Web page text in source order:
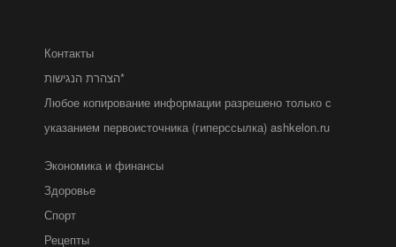
Контакты
הצהרת הנגישות*
Любое копирование информации разрешено только с
указанием первоисточника (гиперссылка) ashkelon.ru
Экономика и финансы
Здоровье
Спорт
Рецепты